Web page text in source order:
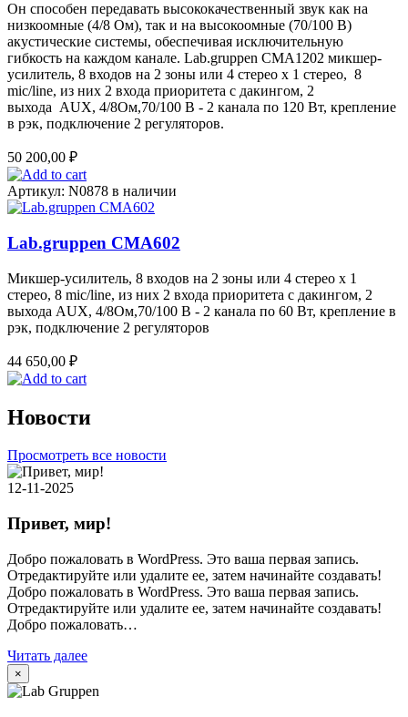
Он способен передавать высококачественный звук как на
низкоомные (4/8 Ом), так и на высокоомные (70/100 В)
акустические системы, обеспечивая исключительную
гибкость на каждом канале. Lab.gruppen CMA1202 микшер-
усилитель, 8 входов на 2 зоны или 4 стерео x 1 стерео, 8
mic/line, из них 2 входа приоритета с дакингом, 2
выхода AUX, 4/8Ом,70/100 B - 2 канала по 120 Вт, крепление
в рэк, подключение 2 регуляторов.
50 200,00 ₽
Артикул: N0878 в наличии
Lab.gruppen CMA602
Микшер-усилитель, 8 входов на 2 зоны или 4 стерео x 1
стерео, 8 mic/line, из них 2 входа приоритета с дакингом, 2
выхода AUX, 4/8Ом,70/100 B - 2 канала по 60 Вт, крепление в
рэк, подключение 2 регуляторов
44 650,00 ₽
Новости
Просмотреть все новости
12-11-2025
Привет, мир!
Добро пожаловать в WordPress. Это ваша первая запись.
Отредактируйте или удалите ее, затем начинайте создавать!
Добро пожаловать в WordPress. Это ваша первая запись.
Отредактируйте или удалите ее, затем начинайте создавать!
Добро пожаловать…
Читать далее
×